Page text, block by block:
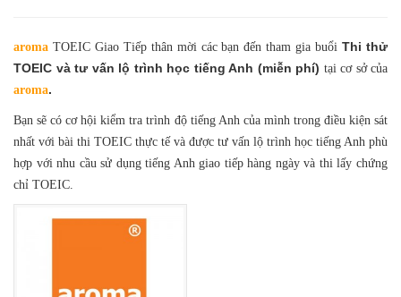
aroma TOEIC Giao Tiếp thân mời các bạn đến tham gia buổiThi thử
TOEIC và tư vấn lộ trình học tiếng Anh (miễn phí) tại cơ sở của
aroma.
Bạn sẽ có cơ hội kiểm tra trình độ tiếng Anh của mình trong điều kiện sát
nhất với bài thi TOEIC thực tế và được tư vấn lộ trình học tiếng Anh phù
hợp với nhu cầu sử dụng tiếng Anh giao tiếp hàng ngày và thi lấy chứng
chỉ TOEIC.